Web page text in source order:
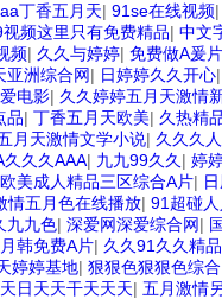
丁香五月天| 91se在线视频|
频这里只有免费精品| 中文
频| 久久与婷婷| 免费做A爰
亚洲综合网| 日婷婷久久开心|
电影| 久久婷婷五月天激情
品| 丁香五月天欧美| 久热精
月天激情文学小说| 久久久
久久久AAA| 九九99久久 | 婷
欧美成人精品三区综合A片|
情五月色在线播放| 91超碰
九九色| 深爱网深爱综合网|
韩免费A片| 久久91久久精
婷婷基地| 狠狠色狠狠色综
日天天干天天天| 五月激情